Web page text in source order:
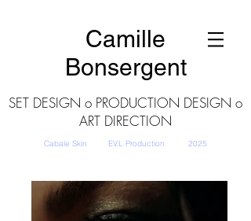
Camille
Bonsergent
SET DESIGN o PRODUCTION DESIGN o
ART DIRECTION
Cabale Skin EV.L Production 2025